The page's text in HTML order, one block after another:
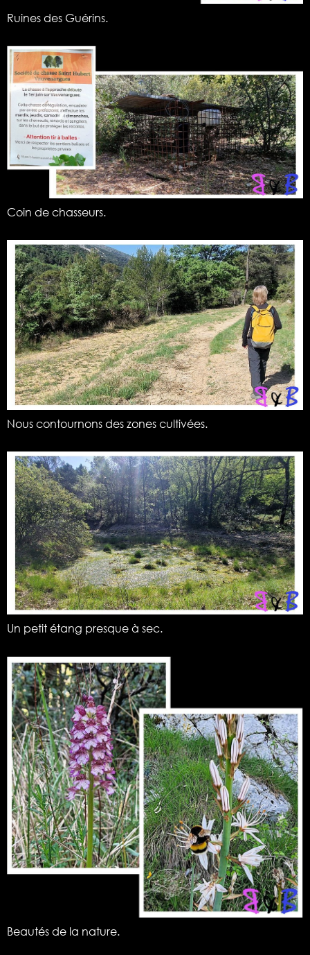
Ruines des Guérins.
Coin de chasseurs.
Nous contournons des zones cultivées.
Un petit étang presque à sec.
Beautés de la nature.